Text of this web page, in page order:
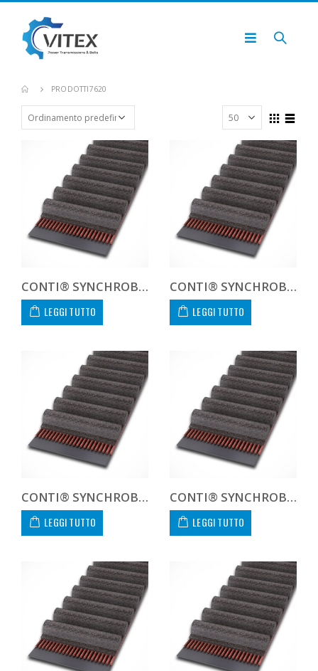
PRODOTTI7620
CONTI® SYNCHROBELT 1000H300
LEGGI TUTTO
CONTI® SYNCHROBELT 1000XXH300
LEGGI TUTTO
CONTI® SYNCHROBELT 1100H300
LEGGI TUTTO
CONTI® SYNCHROBELT 1120H300
LEGGI TUTTO